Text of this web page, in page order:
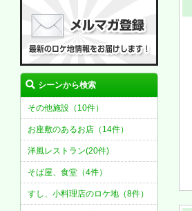
シーンから検索
その他施設（10件）
お座敷のあるお店（14件）
洋風レストラン(20件)
そば屋、食堂（4件）
すし、小料理店のロケ地（8件）